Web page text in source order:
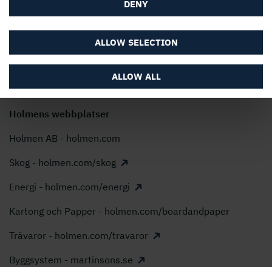
ALLOW ALL
ALLOW SELECTION
DENY
Holmens webbplatser
Holmen AB - holmen.com
Skog - holmen.com/skog
Energi - holmen.com/energi
Kartong och Papper - holmen.com/boardandpaper
Trävaror - holmen.com/travaror
Byggsystem - martinsons.se